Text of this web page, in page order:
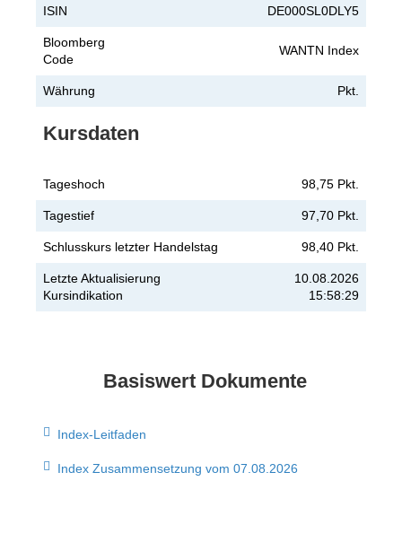
ISIN DE000SL0DLY5
Bloomberg
Code
WANTN Index
Währung Pkt.
Kursdaten
Tageshoch 98,75 Pkt.
Tagestief 97,70 Pkt.
Schlusskurs letzter Handelstag 98,40 Pkt.
Letzte Aktualisierung
Kursindikation
10.08.2026
15:58:29
Basiswert Dokumente
Index-Leitfaden
Index Zusammensetzung vom 07.08.2026